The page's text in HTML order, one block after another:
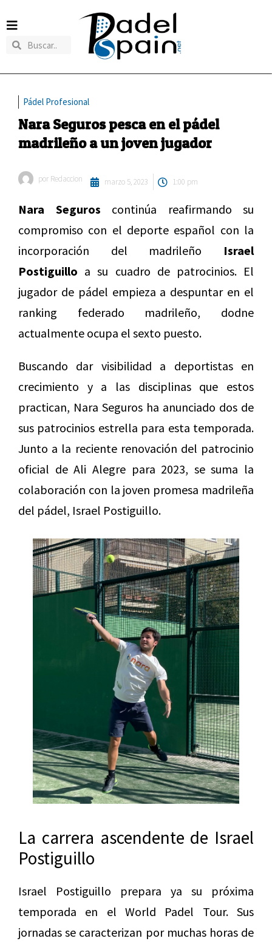
Pádel Profesional
Nara Seguros pesca en el pádel
madrileño a un joven jugador
por Redaccion marzo 5, 2023 1:00 pm
Nara Seguros continúa reafirmando su
compromiso con el deporte español con la
incorporación del madrileño Israel
Postiguillo a su cuadro de patrocinios. El
jugador de pádel empieza a despuntar en el
ranking federado madrileño, dodne
actualmente ocupa el sexto puesto.
Buscando dar visibilidad a deportistas en
crecimiento y a las disciplinas que estos
practican, Nara Seguros ha anunciado dos de
sus patrocinios estrella para esta temporada.
Junto a la reciente renovación del patrocinio
oficial de Ali Alegre para 2023, se suma la
colaboración con la joven promesa madrileña
del pádel, Israel Postiguillo.
La carrera ascendente de Israel
Postiguillo
Israel Postiguillo prepara ya su próxima
temporada en el World Padel Tour. Sus
jornadas se caracterizan por muchas horas de